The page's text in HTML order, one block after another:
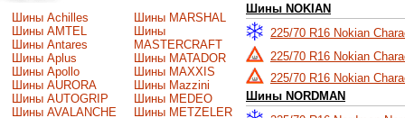
Шины Achilles
Шины AMTEL
Шины Antares
Шины Aplus
Шины Apollo
Шины AURORA
Шины AUTOGRIP
Шины AVALANCHE
Шины MARSHAL
Шины
MASTERCRAFT
Шины MATADOR
Шины MAXXIS
Шины Mazzini
Шины MEDEO
Шины METZELER
Шины NOKIAN
225/70 R16 Nokian
225/70 R16 Nokian
225/70 R16 Nokian
Шины NORDMAN